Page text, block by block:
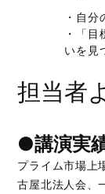
・自
・「
いを見
担当者
●講演実
プライム市場上
古屋北法人会、